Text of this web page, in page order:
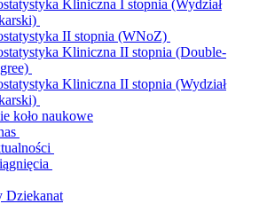
Kliniczna I stopnia (Wydział
II stopnia (WNoZ)
Kliniczna II stopnia (Double-
Kliniczna II stopnia (Wydział
koło naukowe
Dziekanat